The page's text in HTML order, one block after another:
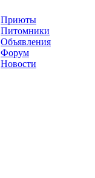
Приюты
Питомники
Объявления
Форум
Новости